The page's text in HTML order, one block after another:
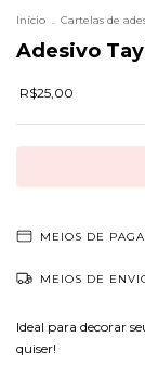
Início . Cartelas de
Adesivo
R$25,00
MEIOS DE
MEIOS DE
Ideal para decorar
quiser!